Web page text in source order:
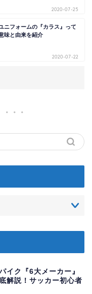
2020-07-25
ニフォームの『カラス』って
味と由来を紹介
2020-07-22
イク『6大メーカー』
解説！サッカー初心者